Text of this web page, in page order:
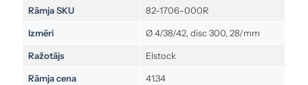
Rāmja SKU 82-1706-000R
Izmēri Ø 4/38/42, disc 300, 28/mm
Ražotājs Elstock
Rāmja cena 41.34